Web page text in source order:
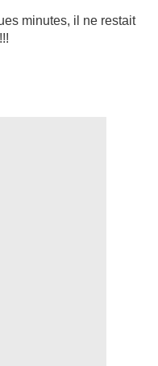
minutes, il ne restait